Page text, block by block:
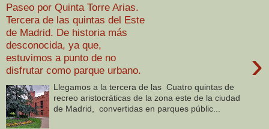
Paseo por Quinta Torre Arias.
Tercera de las quintas del Este
de Madrid. De historia más
desconocida, ya que,
estuvimos a punto de no
disfrutar como parque urbano.
›
Llegamos a la tercera de las Cuatro quintas de
recreo aristocráticas de la zona este de la ciudad
de Madrid, convertidas en parques públic...